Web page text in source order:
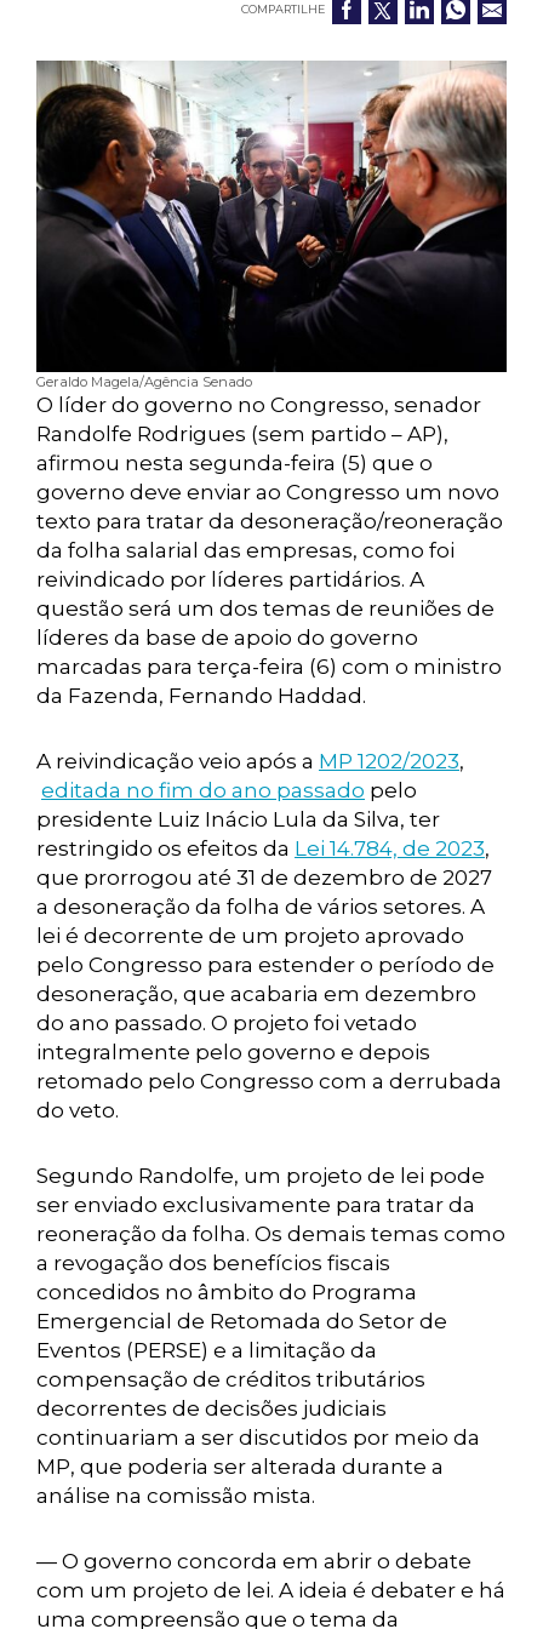
COMPARTILHE
Geraldo Magela/Agência Senado
O líder do governo no Congresso, senador
Randolfe Rodrigues (sem partido – AP),
afirmou nesta segunda-feira (5) que o
governo deve enviar ao Congresso um novo
texto para tratar da desoneração/reoneração
da folha salarial das empresas, como foi
reivindicado por líderes partidários. A
questão será um dos temas de reuniões de
líderes da base de apoio do governo
marcadas para terça-feira (6) com o ministro
da Fazenda, Fernando Haddad.
A reivindicação veio após a MP 1202/2023,
editada no fim do ano passado pelo
presidente Luiz Inácio Lula da Silva, ter
restringido os efeitos da Lei 14.784, de 2023,
que prorrogou até 31 de dezembro de 2027
a desoneração da folha de vários setores. A
lei é decorrente de um projeto aprovado
pelo Congresso para estender o período de
desoneração, que acabaria em dezembro
do ano passado. O projeto foi vetado
integralmente pelo governo e depois
retomado pelo Congresso com a derrubada
do veto.
Segundo Randolfe, um projeto de lei pode
ser enviado exclusivamente para tratar da
reoneração da folha. Os demais temas como
a revogação dos benefícios fiscais
concedidos no âmbito do Programa
Emergencial de Retomada do Setor de
Eventos (PERSE) e a limitação da
compensação de créditos tributários
decorrentes de decisões judiciais
continuariam a ser discutidos por meio da
MP, que poderia ser alterada durante a
análise na comissão mista.
— O governo concorda em abrir o debate
com um projeto de lei. A ideia é debater e há
uma compreensão que o tema da